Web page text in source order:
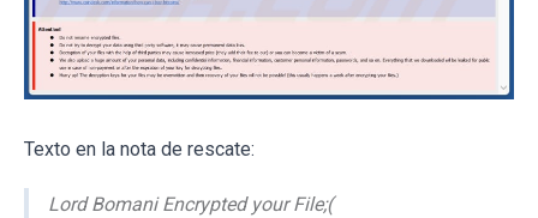
Texto en la nota de rescate:
Lord Bomani Encrypted your File;(